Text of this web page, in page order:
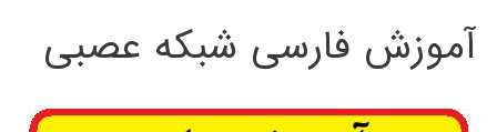
آموزش فارسی شبکه عصبی